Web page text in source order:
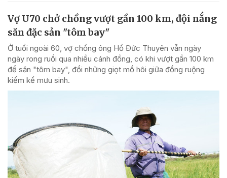
Vợ U70 chở chồng vượt gần 100 km, đội nắng
săn đặc sản "tôm bay"
Ở tuổi ngoài 60, vợ chồng ông Hồ Đức Thuyên vẫn ngày
ngày rong ruổi qua nhiều cánh đồng, có khi vượt gần 100 km
để săn "tôm bay", đổi những giọt mồ hôi giữa đồng ruộng
kiếm kế mưu sinh.